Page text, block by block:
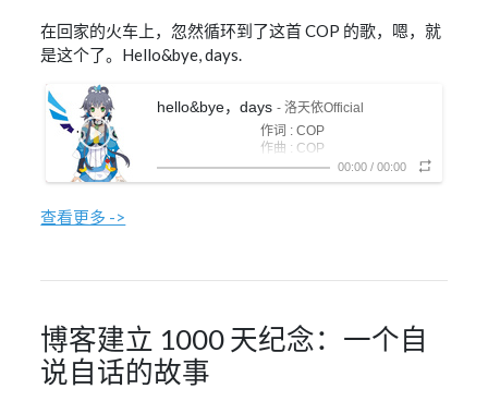
在回家的火车上，忽然循环到了这首 COP 的歌，嗯，就
是这个了。Hello&bye, days.
hello&bye，days - 洛天依Official
作词 : COP
作曲 : COP
编曲 : COP
从未发觉 白昼已到尽头
划过早已冰冷的心口
电视音渐渐模糊
试图去感受你的感受
00:00/ 00:00
查看更多 ->
博客建立 1000 天纪念：一个自
说自话的故事